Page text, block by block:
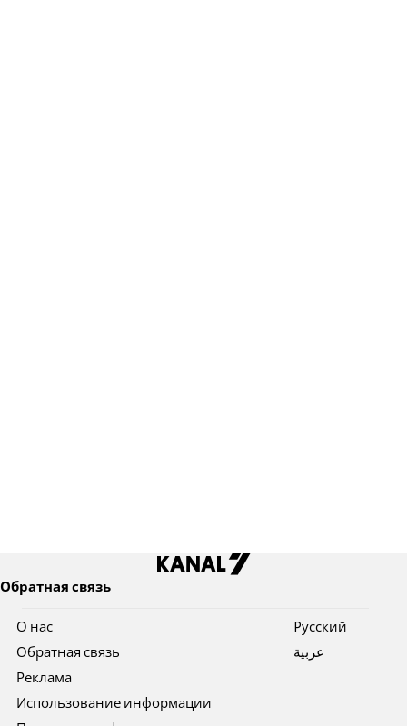
Обратная связь
О нас
Обратная связь
Реклама
Использование информации
Pусский
عربية